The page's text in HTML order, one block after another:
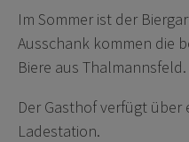
Im Sommer ist der
Ausschank kommen die
Biere aus Thalmannsfeld.
Der Gasthof verfügt über
Ladestation.